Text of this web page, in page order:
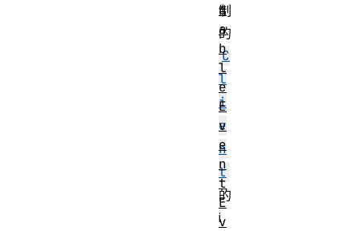
制
的
C
l
i
e
n
t
的
i
d
a
b
l
e
E
v
e
n
t
E
v